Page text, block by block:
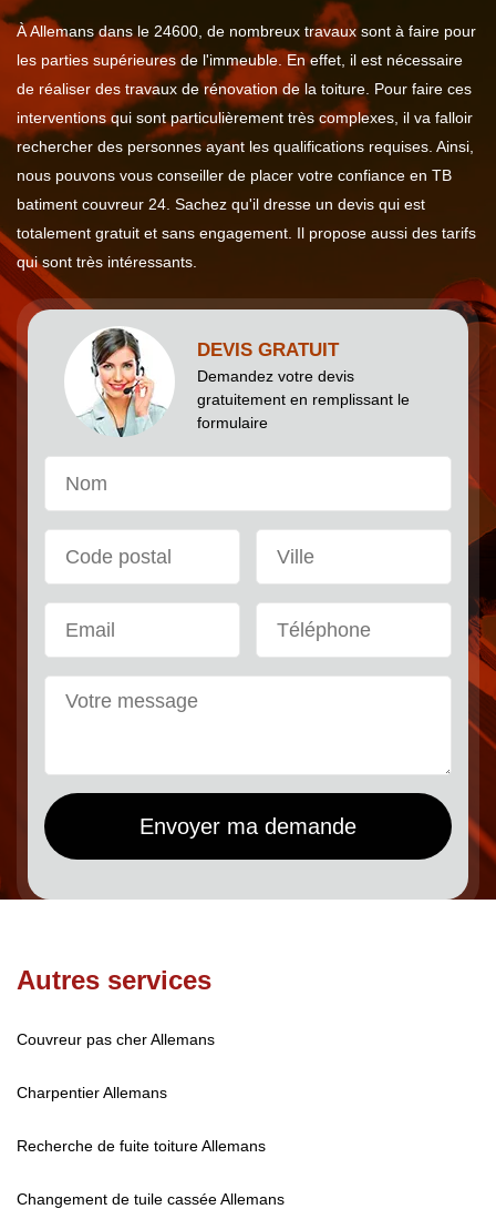
À Allemans dans le 24600, de nombreux travaux sont à faire pour
les parties supérieures de l'immeuble. En effet, il est nécessaire
de réaliser des travaux de rénovation de la toiture. Pour faire ces
interventions qui sont particulièrement très complexes, il va falloir
rechercher des personnes ayant les qualifications requises. Ainsi,
nous pouvons vous conseiller de placer votre confiance en TB
batiment couvreur 24. Sachez qu'il dresse un devis qui est
totalement gratuit et sans engagement. Il propose aussi des tarifs
qui sont très intéressants.
DEVIS GRATUIT
Demandez votre devis
gratuitement en remplissant le
formulaire
Autres services
Couvreur pas cher Allemans
Charpentier Allemans
Recherche de fuite toiture Allemans
Changement de tuile cassée Allemans